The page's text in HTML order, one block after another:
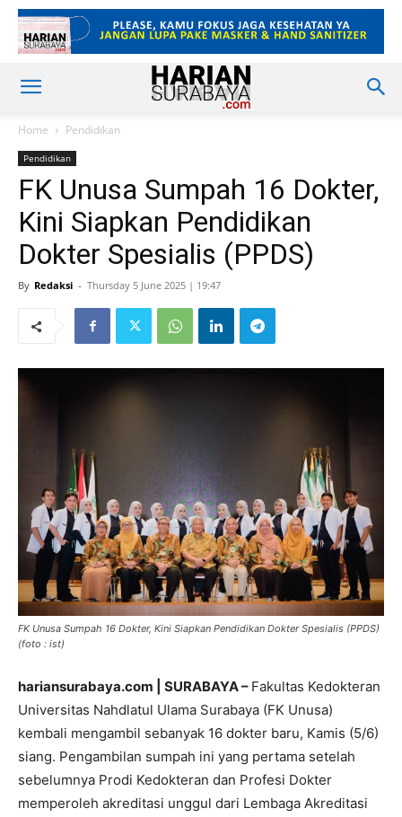
Home Pendidikan
Pendidikan
FK Unusa Sumpah 16 Dokter,
Kini Siapkan Pendidikan
Dokter Spesialis (PPDS)
By Redaksi - Thursday 5 June 2025 | 19:47
FK Unusa Sumpah 16 Dokter, Kini Siapkan Pendidikan Dokter Spesialis (PPDS)
(foto : ist)
hariansurabaya.com | SURABAYA – Fakultas Kedokteran
Universitas Nahdlatul Ulama Surabaya (FK Unusa)
kembali mengambil sebanyak 16 dokter baru, Kamis (5/6)
siang. Pengambilan sumpah ini yang pertama setelah
sebelumnya Prodi Kedokteran dan Profesi Dokter
memperoleh akreditasi unggul dari Lembaga Akreditasi